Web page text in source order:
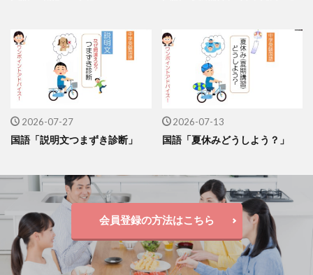
2026-07-27
国語「説明文つまずき診断」
2026-07-13
国語「夏休みどうしよう？」
会員登録の方法はこちら